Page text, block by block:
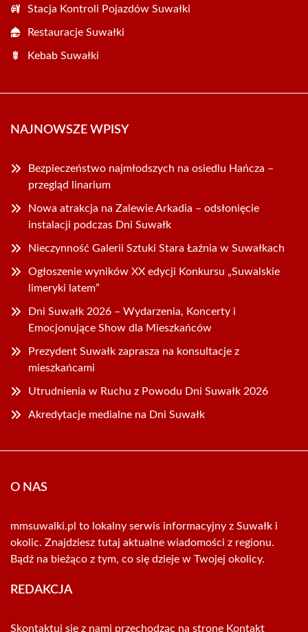
Stacja Kontroli Pojazdów Suwałki
Restauracje Suwałki
Kebab Suwałki
NAJNOWSZE WPISY
Bezpieczeństwo najmłodszych na osiedlu Hańcza –
przegląd linarium
Nowa atrakcja na Zalewie Arkadia – odsłonięcie
instalacji podczas Dni Suwałk
Nieczynność Galerii Sztuki Stara Łaźnia w Suwałkach
Ogłoszenie wyników XX edycji Konkursu „Suwalskie
limeryki latem”
Dni Suwałk 2026 – Wydarzenia, Koncerty i
Emocjonujące Show dla Mieszkańców
Prezydent Suwałk zaprasza na konsultacje z
mieszkańcami
Utrudnienia w Ruchu z Powodu Dni Suwałk 2026
Akredytacje medialne na Dni Suwałk
O NAS
mmsuwalki.pl to lokalny serwis informacyjny z Suwałk i
okolic. Znajdziesz tutaj aktualne wiadomości z regionu.
Bądź na bieżąco z tym, co się dzieje w Twojej okolicy.
REDAKCJA
Skontaktuj się z nami przechodząc na stronę Kontakt